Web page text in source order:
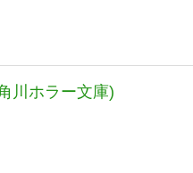
川ホラー文庫)